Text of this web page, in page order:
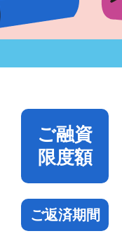
ご融資
限度額
ご返済期間